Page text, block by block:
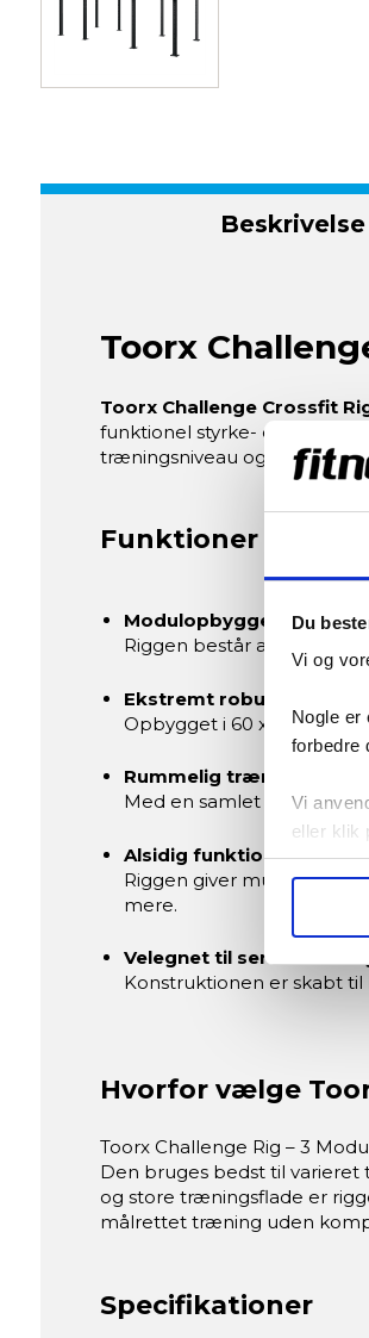
Du
Vi og
Nogle er
forbedre
Vi
eller klik
Beskrivelse
Toorx
Toorx Challenge Crossfit
funktionel styrke- og
træningsniveau og dine
Funktioner og
Modulopbygget design
Riggen består af tre
Ekstremt robust
Opbygget i 60 x 60 mm
Rummelig
Med en samlet opstilling
Alsidig funktionel
Riggen giver mulighed
mere.
Velegnet til seriøs træning
Konstruktionen er skabt
Hvorfor vælge
Toorx Challenge Rig – 3
Den bruges bedst til
og store træningsflade er
målrettet træning uden
Specifikationer